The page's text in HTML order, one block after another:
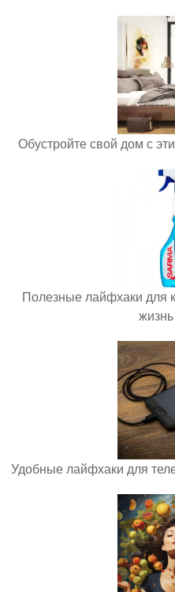
Обустройте свой дом с
Полезные лайфхаки для
Удобные лайфхаки для